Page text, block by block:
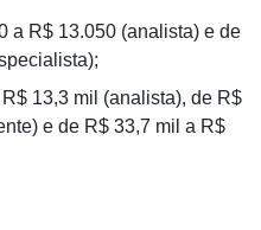
a R$ 13.050 (analista) e de
13,3 mil (analista), de R$
e de R$ 33,7 mil a R$